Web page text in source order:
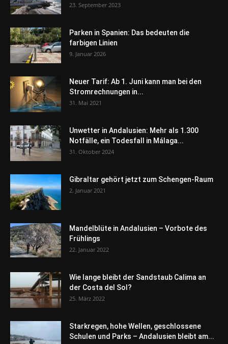
23. September 2023
Parken in Spanien: Das bedeuten die
farbigen Linien
9. Januar 2026
Neuer Tarif: Ab 1. Juni kann man bei den
Stromrechnungen in...
31. Mai 2021
Unwetter in Andalusien: Mehr als 1.300
Notfälle, ein Todesfall in Málaga...
31. Oktober 2024
Gibraltar gehört jetzt zum Schengen-Raum
2. Januar 2021
Mandelblüte in Andalusien – Vorbote des
Frühlings
22. Januar 2022
Wie lange bleibt der Sandstaub Calima an
der Costa del Sol?
25. März 2022
Starkregen, hohe Wellen, geschlossene
Schulen und Parks – Andalusien bleibt am...